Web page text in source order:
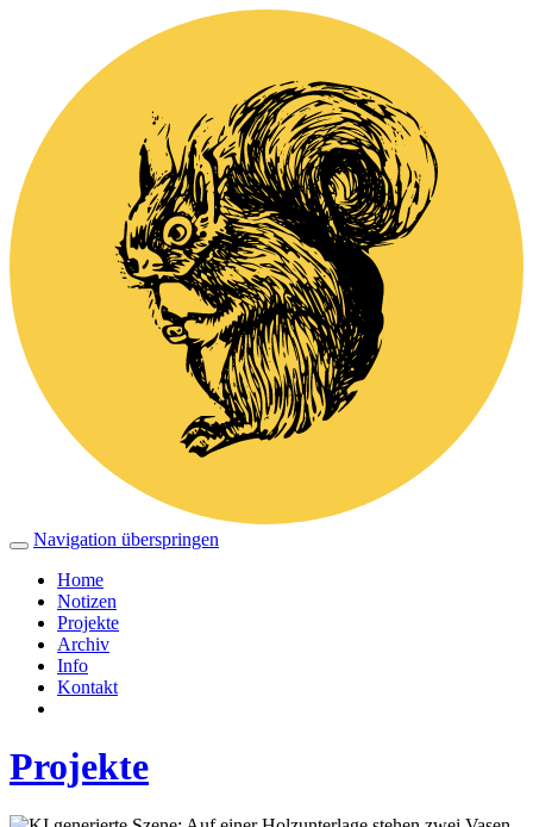
Navigation überspringen
Home
Notizen
Projekte
Archiv
Info
Kontakt
Projekte